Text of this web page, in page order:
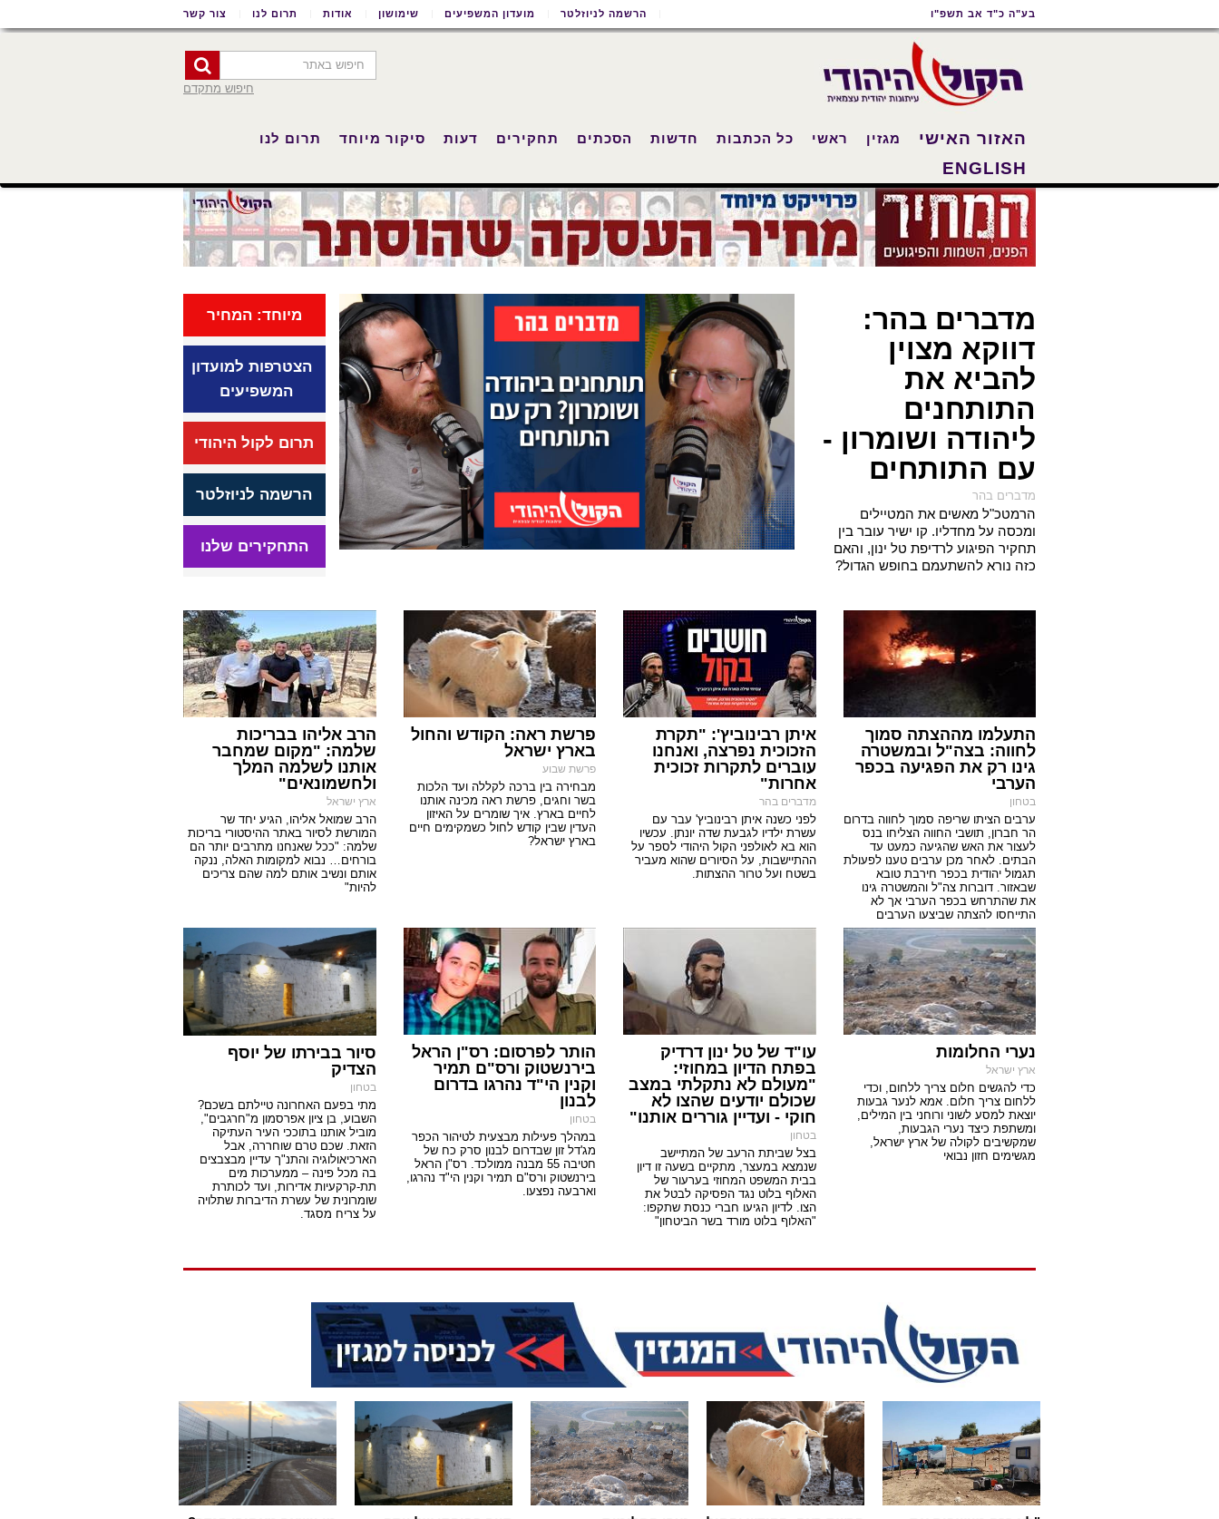
נגישות
ראשי
ראשי
בע"ה כ"ד אב תשפ"ו הרשמה לניוזלטר מועדון המשפיעים שימושון אודות תרום לנו צור קשר
חיפוש מתקדם
האזור האישי מגזין ראשי כל הכתבות חדשות הסכתים תחקירים דעות סיקור מיוחד תרום לנו
ENGLISH
מדברים בהר:
דווקא מצוין
להביא את
התותחנים
ליהודה ושומרון -
עם התותחים
מדברים בהר
הרמטכ"ל מאשים את המטיילים
ומכסה על מחדליו. קו ישיר עובר בין
תחקיר הפיגוע לרדיפת טל ינון, והאם
כזה נורא להשתעמם בחופש הגדול?
מיוחד: המחיר
הצטרפות למועדון
המשפיעים
תרום לקול היהודי
הרשמה לניוזלטר
התחקירים שלנו
התעלמו מההצתה סמוך
לחווה: בצה"ל ובמשטרה
גינו רק את הפגיעה בכפר
הערבי
בטחון
ערבים הציתו שריפה סמוך לחווה בדרום
הר חברון, תושבי החווה הצליחו בנס
לעצור את האש שהגיעה כמעט עד
הבתים. לאחר מכן ערבים טענו לפעולת
תגמול יהודית בכפר חירבת טובא
שבאזור. דוברות צה"ל והמשטרה גינו
את שהתרחש בכפר הערבי אך לא
התייחסו להצתה שביצעו הערבים
איתן רבינוביץ': "תקרת
הזכוכית נפרצה, ואנחנו
עוברים לתקרות זכוכית
אחרות"
מדברים בהר
לפני כשנה איתן רבינוביץ' עבר עם
עשרת ילדיו לגבעת שדה יונתן. עכשיו
הוא בא לאולפני הקול היהודי לספר על
ההתיישבות, על הסיורים שהוא מעביר
בשטח ועל טרור ההצתות.
פרשת ראה: הקודש והחול
בארץ ישראל
פרשת שבוע
מבחירה בין ברכה לקללה ועד הלכות
בשר וחגים, פרשת ראה מכינה אותנו
לחיים בארץ. איך שומרים על האיזון
העדין שבין קודש לחול כשמקימים חיים
בארץ ישראל?
הרב אליהו בבריכות
שלמה: "מקום שמחבר
אותנו לשלמה המלך
ולחשמונאים"
ארץ ישראל
הרב שמואל אליהו, הגיע יחד שר
המורשת לסיור באתר ההיסטורי בריכות
שלמה: "ככל שאנחנו מתרבים יותר הם
בורחים… נבוא למקומות האלה, ננקה
אותם ונשיב אותם למה שהם צריכים
להיות"
נערי החלומות
ארץ ישראל
כדי להגשים חלום צריך ללחום, וכדי
ללחום צריך חלום. אמא לנער גבעות
יוצאת למסע לשוני ורוחני בין המילים,
ומשתפת כיצד נערי הגבעות,
שמקשיבים לקולה של ארץ ישראל,
מגשימים חזון נבואי
עו"ד של טל ינון דרדיק
בפתח הדיון במחוזי:
"מעולם לא נתקלתי במצב
שכולם יודעים שהצו לא
חוקי - ועדיין גוררים אותנו"
בטחון
בצל שביתת הרעב של המתיישב
שנמצא במעצר, מתקיים בשעה זו דיון
בבית המשפט המחוזי בערעור של
האלוף בלוט נגד הפסיקה לבטל את
הצו. לדיון הגיעו חברי כנסת שתקפו:
"האלוף בלוט מורד בשר הביטחון"
הותר לפרסום: רס"ן הראל
בירנשטוק ורס"ם תמיר
וקנין הי"ד נהרגו בדרום
לבנון
בטחון
במהלך פעילות מבצעית לטיהור הכפר
מג'דל זון שבדרום לבנון סרק כח של
חטיבה 55 מבנה ממולכד. רס"ן הראל
בירנשטוק ורס"ם תמיר וקנין הי"ד נהרגו,
וארבעה נפצעו.
סיור בבירתו של יוסף
הצדיק
בטחון
מתי בפעם האחרונה טיילתם בשכם?
השבוע, בן ציון אפרסמון מ"חרגבים",
מוביל אותנו בתוככי העיר העתיקה
הזאת. שכם טרם שוחררה, אבל
הארכיאולוגיה והתנ"ך עדיין מבצבצים
בה מכל פינה – ממערכות מים
תת-קרקעיות אדירות, ועד לכותרת
שומרונית של עשרת הדיברות שתלויה
על צריח מסגד.